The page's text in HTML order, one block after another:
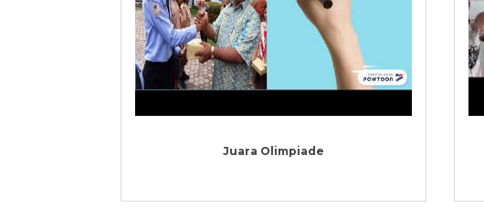
Juara Olimpiade